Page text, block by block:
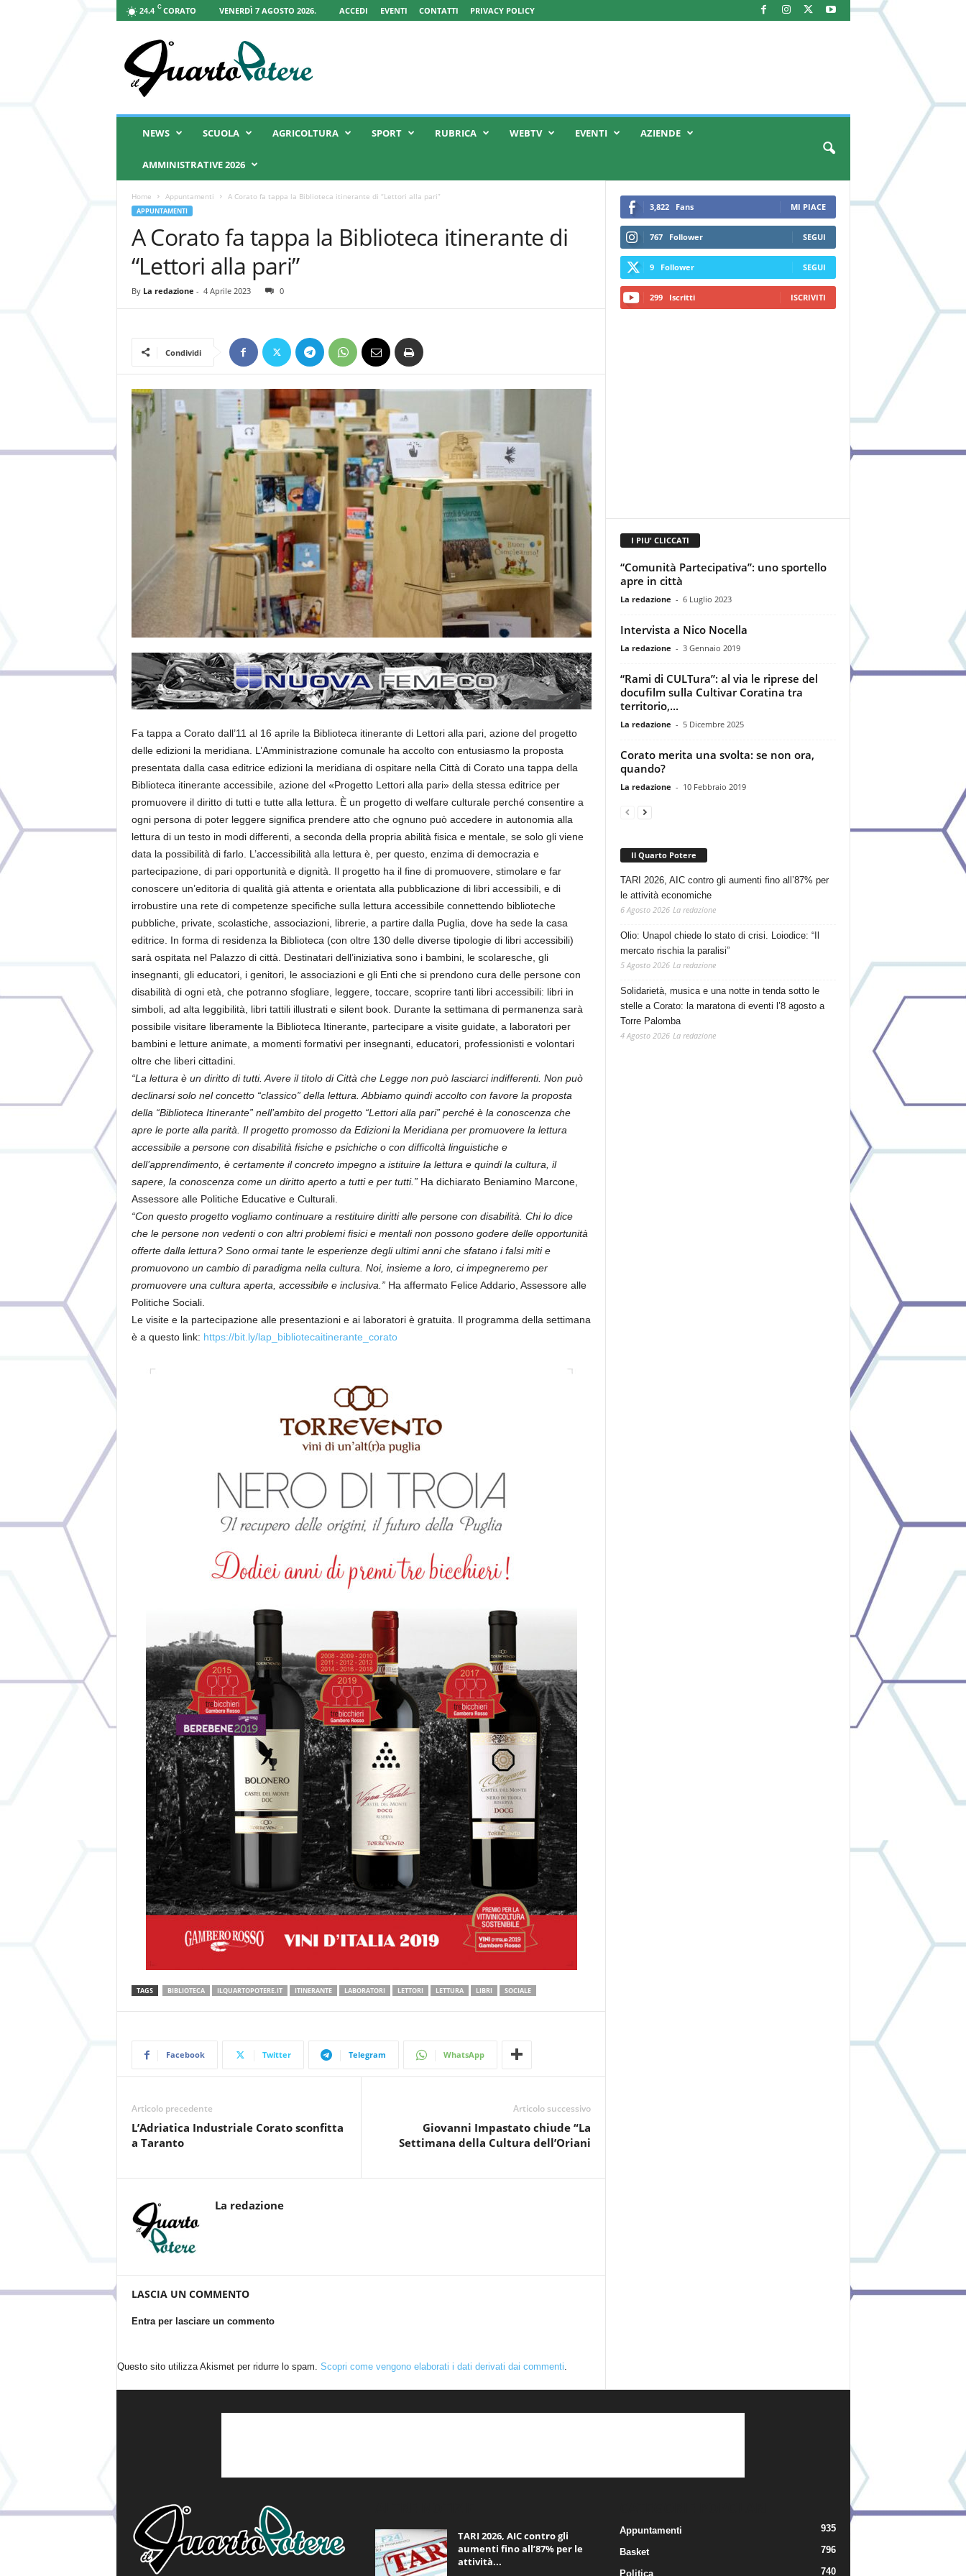
24.4 C CORATO VENERDÌ 7 AGOSTO 2026. ACCEDI EVENTI CONTATTI PRIVACY POLICY
Q
NEWS SCUOLA AGRICOLTURA SPORT RUBRICA WEBTV EVENTI AZIENDE
AMMINISTRATIVE 2026
Home Appuntamenti A Corato fa tappa la Biblioteca itinerante di “Lettori alla pari”
APPUNTAMENTI
A Corato fa tappa la Biblioteca itinerante di
“Lettori alla pari”
By La redazione - 4 Aprile 2023 0
Condividi
Fa tappa a Corato dall’11 al 16 aprile la Biblioteca itinerante di Lettori alla pari, azione del progetto
delle edizioni la meridiana. L’Amministrazione comunale ha accolto con entusiasmo la proposta
presentata dalla casa editrice edizioni la meridiana di ospitare nella Città di Corato una tappa della
Biblioteca itinerante accessibile, azione del «Progetto Lettori alla pari» della stessa editrice per
promuovere il diritto di tutti e tutte alla lettura. È un progetto di welfare culturale perché consentire a
ogni persona di poter leggere significa prendere atto che ognuno può accedere in autonomia alla
lettura di un testo in modi differenti, a seconda della propria abilità fisica e mentale, se solo gli viene
data la possibilità di farlo. L’accessibilità alla lettura è, per questo, enzima di democrazia e
partecipazione, di pari opportunità e dignità. Il progetto ha il fine di promuovere, stimolare e far
conoscere un’editoria di qualità già attenta e orientata alla pubblicazione di libri accessibili, e di
irrobustire una rete di competenze specifiche sulla lettura accessibile connettendo biblioteche
pubbliche, private, scolastiche, associazioni, librerie, a partire dalla Puglia, dove ha sede la casa
editrice. In forma di residenza la Biblioteca (con oltre 130 delle diverse tipologie di libri accessibili)
sarà ospitata nel Palazzo di città. Destinatari dell’iniziativa sono i bambini, le scolaresche, gli
insegnanti, gli educatori, i genitori, le associazioni e gli Enti che si prendono cura delle persone con
disabilità di ogni età, che potranno sfogliare, leggere, toccare, scoprire tanti libri accessibili: libri in
simboli, ad alta leggibilità, libri tattili illustrati e silent book. Durante la settimana di permanenza sarà
possibile visitare liberamente la Biblioteca Itinerante, partecipare a visite guidate, a laboratori per
bambini e letture animate, a momenti formativi per insegnanti, educatori, professionisti e volontari
oltre che liberi cittadini.
“La lettura è un diritto di tutti. Avere il titolo di Città che Legge non può lasciarci indifferenti. Non può
declinarsi solo nel concetto “classico” della lettura. Abbiamo quindi accolto con favore la proposta
della “Biblioteca Itinerante” nell’ambito del progetto “Lettori alla pari” perché è la conoscenza che
apre le porte alla parità. Il progetto promosso da Edizioni la Meridiana per promuovere la lettura
accessibile a persone con disabilità fisiche e psichiche o con difficoltà linguistiche e
dell’apprendimento, è certamente il concreto impegno a istituire la lettura e quindi la cultura, il
sapere, la conoscenza come un diritto aperto a tutti e per tutti.”Ha dichiarato Beniamino Marcone,
Assessore alle Politiche Educative e Culturali.
“Con questo progetto vogliamo continuare a restituire diritti alle persone con disabilità. Chi lo dice
che le persone non vedenti o con altri problemi fisici e mentali non possono godere delle opportunità
offerte dalla lettura? Sono ormai tante le esperienze degli ultimi anni che sfatano i falsi miti e
promuovono un cambio di paradigma nella cultura. Noi, insieme a loro, ci impegneremo per
promuovere una cultura aperta, accessibile e inclusiva.”Ha affermato Felice Addario, Assessore alle
Politiche Sociali.
Le visite e la partecipazione alle presentazioni e ai laboratori è gratuita. Il programma della settimana
è a questo link: https://bit.ly/lap_bibliotecaitinerante_corato
TAGS BIBLIOTECA ILQUARTOPOTERE.IT ITINERANTE LABORATORI LETTORI LETTURA LIBRI SOCIALE
Facebook Twitter Telegram WhatsApp
Articolo precedente
L’Adriatica Industriale Corato sconfitta
a Taranto
Articolo successivo
Giovanni Impastato chiude “La
Settimana della Cultura dell’Oriani
La redazione
LASCIA UN COMMENTO
Entra per lasciare un commento
Questo sito utilizza Akismet per ridurre lo spam. Scopri come vengono elaborati i dati derivati dai commenti.
3,822 Fans MI PIACE
767 Follower SEGUI
9 Follower SEGUI
299 Iscritti ISCRIVITI
I PIU' CLICCATI
“Comunità Partecipativa”: uno sportello
apre in città
La redazione - 6 Luglio 2023
Intervista a Nico Nocella
La redazione - 3 Gennaio 2019
“Rami di CULTura”: al via le riprese del
docufilm sulla Cultivar Coratina tra
territorio,...
La redazione - 5 Dicembre 2025
Corato merita una svolta: se non ora,
quando?
La redazione - 10 Febbraio 2019
Il Quarto Potere
TARI 2026, AIC contro gli aumenti fino all’87% per
le attività economiche
6 Agosto 2026 La redazione
Olio: Unapol chiede lo stato di crisi. Loiodice: “Il
mercato rischia la paralisi”
5 Agosto 2026 La redazione
Solidarietà, musica e una notte in tenda sotto le
stelle a Corato: la maratona di eventi l’8 agosto a
Torre Palomba
4 Agosto 2026 La redazione
TARI 2026, AIC contro gli
aumenti fino all’87% per le
attività...
Appuntamenti 935
Basket 796
Politica 740